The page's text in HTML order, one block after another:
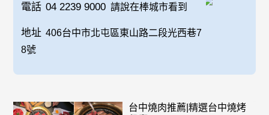
電話 04 2239 9000 請說在棒城市看到
地址 406台中市北屯區東山路二段光西巷7
8號
台中燒肉推薦|精選台中燒烤